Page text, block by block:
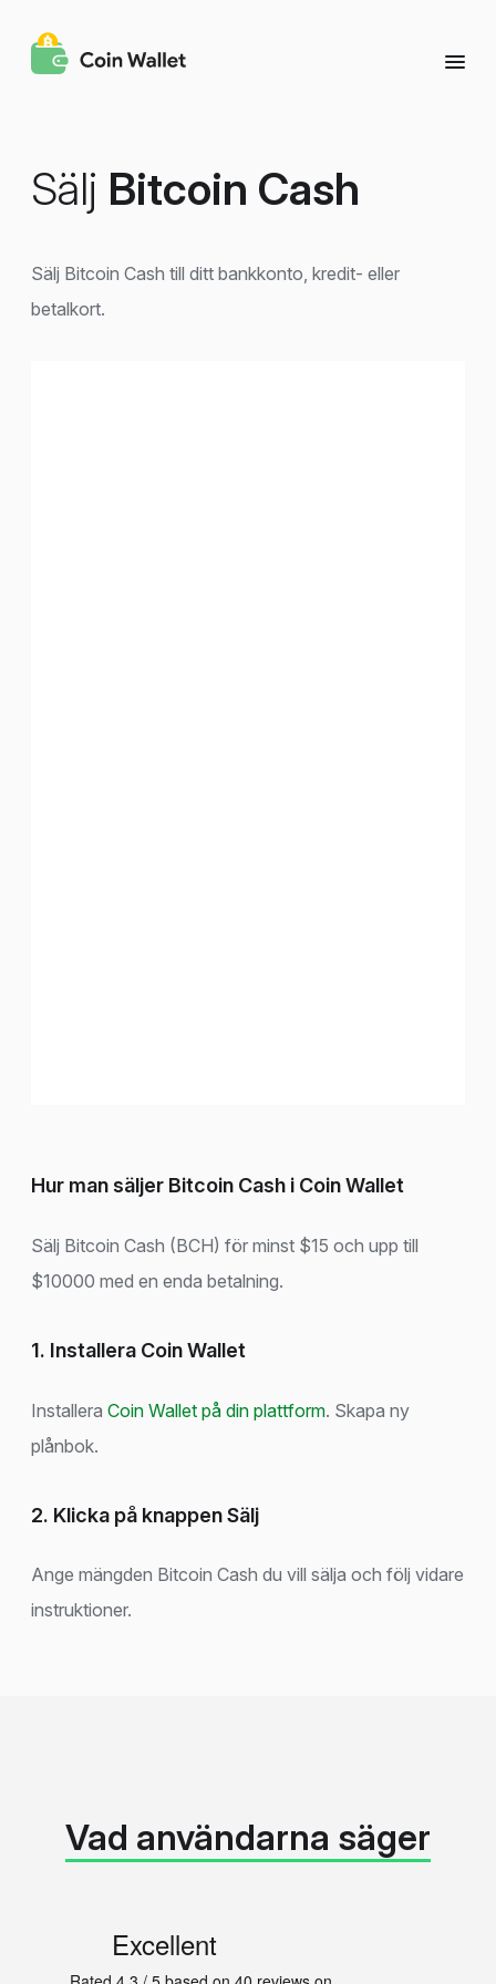
Sälj Bitcoin Cash
Sälj Bitcoin Cash till ditt bankkonto, kredit- eller
betalkort.
Hur man säljer Bitcoin Cash i Coin Wallet
Sälj Bitcoin Cash (BCH) för minst $15 och upp till
$10000 med en enda betalning.
1. Installera Coin Wallet
Installera Coin Wallet på din plattform. Skapa ny
plånbok.
2. Klicka på knappen Sälj
Ange mängden Bitcoin Cash du vill sälja och följ vidare
instruktioner.
Vad användarna säger